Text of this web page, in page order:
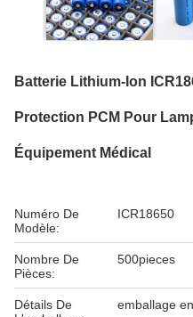
Batterie Lithium-Ion
Protection PCM Pour
Équipement Médical
Numéro De
Modèle:
ICR18650
Nombre De
Pièces:
500pieces
Détails De
emballage